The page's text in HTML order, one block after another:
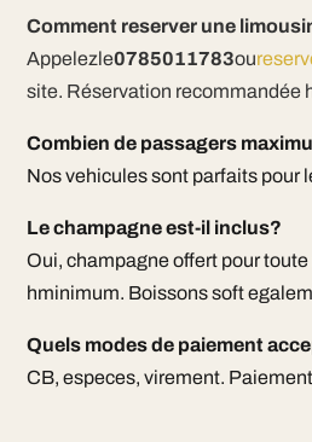
Comment reserver une
Appelezle0785011783ou
site. Réservation recommandée
Combien de passagers
Nos vehicules sont parfaits pour
Le champagne est-il inclus?
Oui, champagne offert pour
hminimum. Boissons soft
Quels modes de paiement
CB, especes, virement.